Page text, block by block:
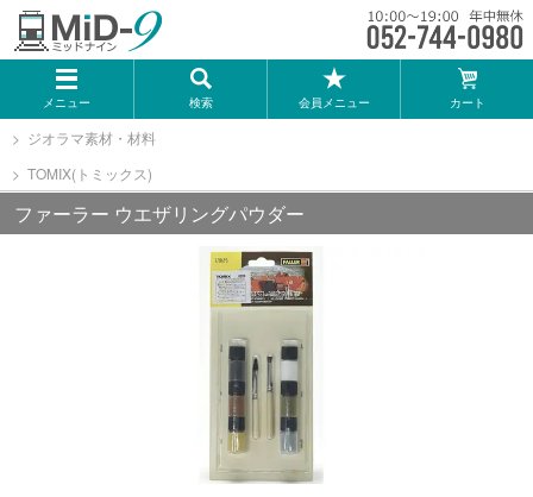
メニュー 検索 会員メニュー カート
メーカー一覧
TOMIX
KATO
ジオラマ素材・材料
TOMIX(トミックス)
ファーラー ウエザリングパウダー